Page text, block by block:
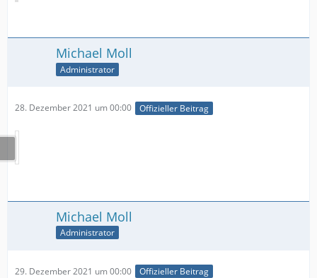
Michael Moll
Administrator
28. Dezember 2021 um 00:00 Offizieller Beitrag
Michael Moll
Administrator
29. Dezember 2021 um 00:00 Offizieller Beitrag